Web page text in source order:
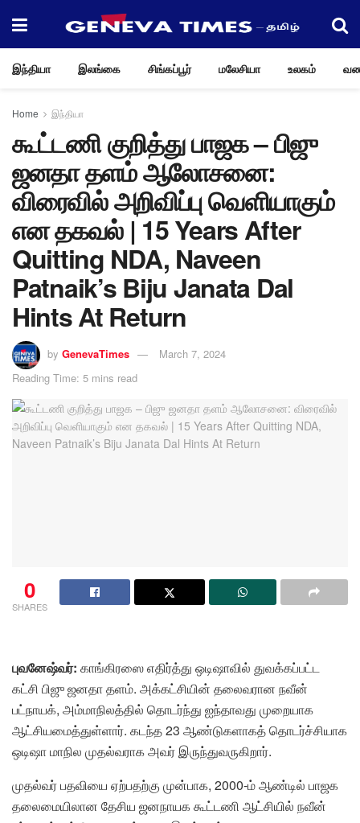
இந்தியா இலங்கை சிங்கப்பூர் மலேசியா உலகம்
Home இந்தியா
கூட்டணி குறித்து பாஜக – பிஜு
ஜனதா தளம் ஆலோசனை:
விரைவில் அறிவிப்பு வெளியாகும்
என தகவல் | 15 Years After
Quitting NDA, Naveen
Patnaik’s Biju Janata Dal
Hints At Return
by GenevaTimes
March 7, 2024
Reading Time: 5 mins read
0
SHARES
புவனேஷ்வர்: காங்கிரஸை எதிர்த்து ஒடிஷாவில் துவக்கப்பட்ட
கட்சி பிஜு ஜனதா தளம். அக்கட்சியின் தலைவரான நவீன்
பட்நாயக், அம்மாநிலத்தில் தொடர்ந்து ஐந்தாவது முறையாக
ஆட்சியமைத்துள்ளார். கடந்த 23 ஆண்டுகளாகத் தொடர்ச்சியாக
ஒடிஷா மாநில முதல்வராக அவர் இருந்துவருகிறார்.
முதல்வர் பதவியை ஏற்பதற்கு முன்பாக, 2000-ம் ஆண்டில் பாஜக
தலைமையிலான தேசிய ஜனநாயக கூட்டணி ஆட்சியில் நவீன்